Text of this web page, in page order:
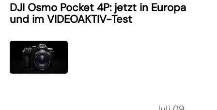
DJI Osmo Pocket 4P: jetzt in Europa
und im VIDEOAKTIV-Test